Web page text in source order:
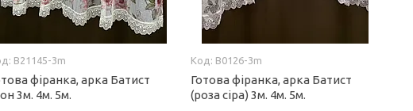
B21145-3m
фіранка, арка Батист
3м. 4м. 5м.
B0126-3m
Готова фіранка, арка Батист
(роза сіра) 3м. 4м. 5м.